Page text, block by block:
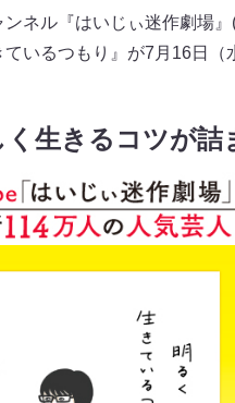
ンネル『はいじぃ迷作劇場
ているつもり』が7月16日（
く生きるコツが詰